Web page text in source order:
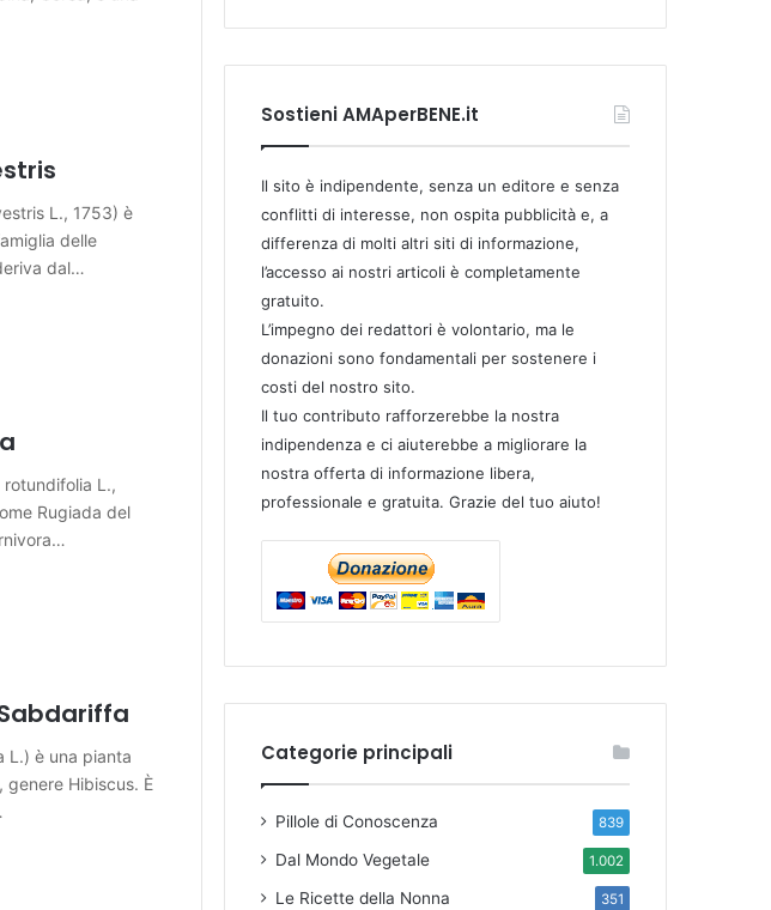
L., 1753) è
delle
dal…
rotundifolia L.,
Rugiada del
L.) è una pianta
genere Hibiscus. È
Sostieni AMAperBENE.it
Il sito è indipendente, senza un editore e senza
conflitti di interesse, non ospita pubblicità e, a
differenza di molti altri siti di informazione,
l’accesso ai nostri articoli è completamente
gratuito.
L’impegno dei redattori è volontario, ma le
donazioni sono fondamentali per sostenere i
costi del nostro sito.
Il tuo contributo rafforzerebbe la nostra
indipendenza e ci aiuterebbe a migliorare la
nostra offerta di informazione libera,
professionale e gratuita. Grazie del tuo aiuto!
Categorie principali
Pillole di Conoscenza 839
Dal Mondo Vegetale 1.002
Le Ricette della Nonna 351